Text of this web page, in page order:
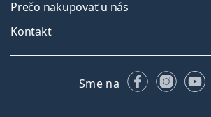
Prečo nakupovať u nás
Kontakt
Sme na Facebooku